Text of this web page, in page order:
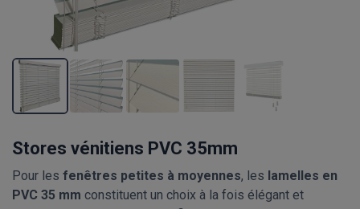
Stores vénitiens PVC 35mm
Pour les fenêtres petites à moyennes, les lamelles en
PVC 35 mm constituent un choix à la fois élégant et